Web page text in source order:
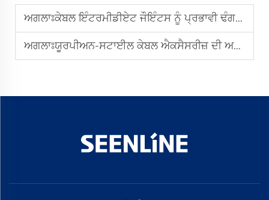
ਅਗਲਾਃਕੇਬਲ ਇੰਟਰਮੀਡੀਏਟ ਜੌਇੰਟਸ ਨੂੰ ਪ੍ਰਭਾਵੀ ਢੰਗ ਨਾਲ ਨਿਰੀਖਣ ਅਤੇ ਰੱਖ-ਰਾਖਿਆ ਕਿਵੇਂ ਕਰਨੀ ਹੈ
ਅਗਲਾਃਯੂਰਪੀਅਨ-ਸਟਾਈਲ ਕੇਬਲ ਐਕਸੈਸਰੀਜ਼ ਦੀ ਅਸਲੀਅਤ ਨੂੰ ਕਿਵੇਂ ਪਛਾਣਿਆ ਜਾਵੇ